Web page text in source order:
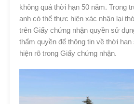
không quá thời hạn 50 năm. Trong
anh có thể thực hiện xác nhận lại
trên Giấy chứng nhận quyền sử
thẩm quyền để thông tin về thời
hiện rõ trong Giấy chứng nhận.